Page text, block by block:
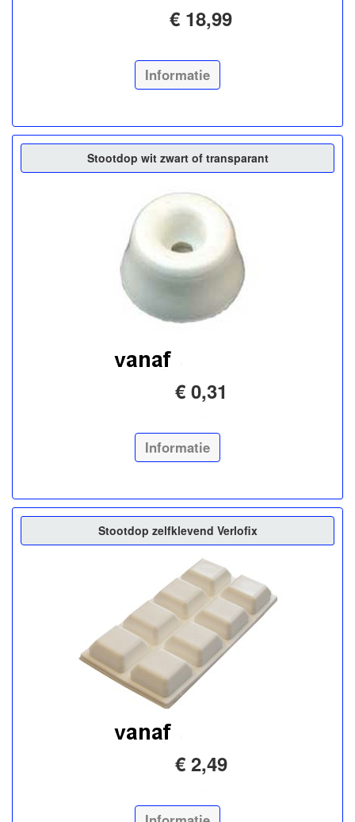
€ 18,99
Informatie
Stootdop wit zwart of transparant
€ 0,31
Informatie
Stootdop zelfklevend Verlofix
€ 2,49